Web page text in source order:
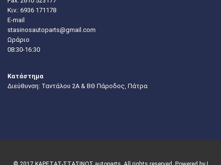
Κιν.: 6936 171178
E-mail
stasinosautoparts@gmail.com
Ωράριο
08:30-16:30
Κατάστημα
Διεύθυνση: Ταντάλου 2Α & ΒΘ Πάροδος, Πάτρα